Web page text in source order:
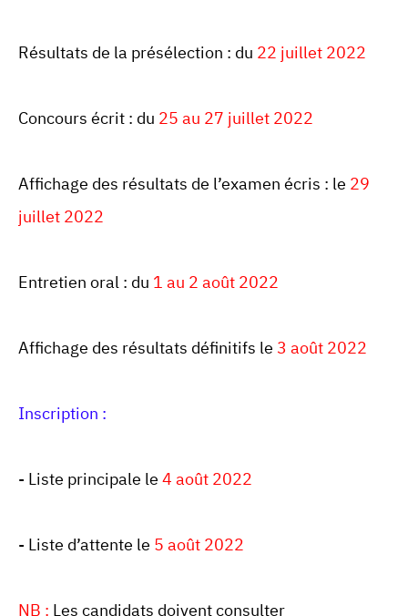
Résultats de la présélection : du 22 juillet 2022
Concours écrit : du 25 au 27 juillet 2022
Affichage des résultats de l’examen écris : le 29
juillet 2022
Entretien oral : du 1 au 2 août 2022
Affichage des résultats définitifs le 3 août 2022
Inscription :
- Liste principale le4 août 2022
- Liste d’attente le 5 août 2022
NB : Les candidats doivent consulter